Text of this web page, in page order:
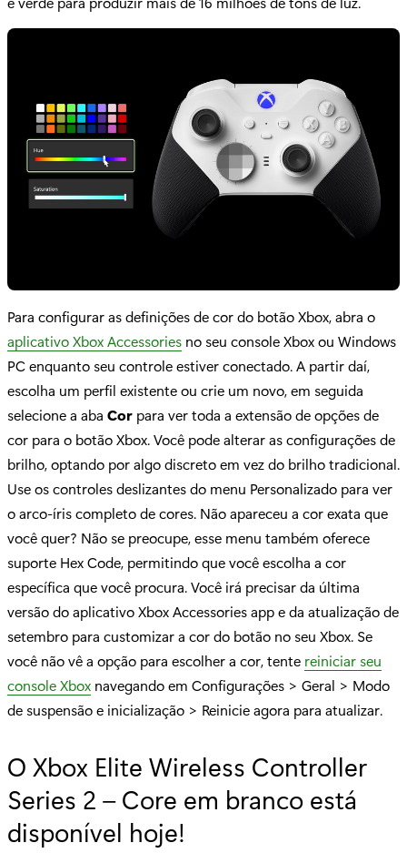
Para configurar as definições de cor do botão Xbox, abra o
aplicativo Xbox Accessories no seu console Xbox ou Windows
PC enquanto seu controle estiver conectado. A partir daí,
escolha um perfil existente ou crie um novo, em seguida
selecione a aba Cor para ver toda a extensão de opções de
cor para o botão Xbox. Você pode alterar as configurações de
brilho, optando por algo discreto em vez do brilho tradicional.
Use os controles deslizantes do menu Personalizado para ver
o arco-íris completo de cores. Não apareceu a cor exata que
você quer? Não se preocupe, esse menu também oferece
suporte Hex Code, permitindo que você escolha a cor
específica que você procura. Você irá precisar da última
versão do aplicativo Xbox Accessories app e da atualização de
setembro para customizar a cor do botão no seu Xbox. Se
você não vê a opção para escolher a cor, tente reiniciar seu
console Xbox navegando em Configurações > Geral > Modo
de suspensão e inicialização > Reinicie agora para atualizar.
O Xbox Elite Wireless Controller
Series 2 – Core em branco está
disponível hoje!